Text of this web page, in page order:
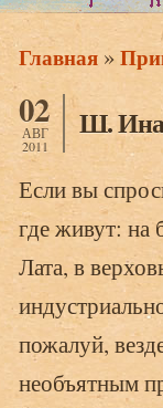
Вы здесь
Главная »
02
АВГ
2011
Ш.
Если вы
где живут: на
Лата, в
пожалуй,
необъятным